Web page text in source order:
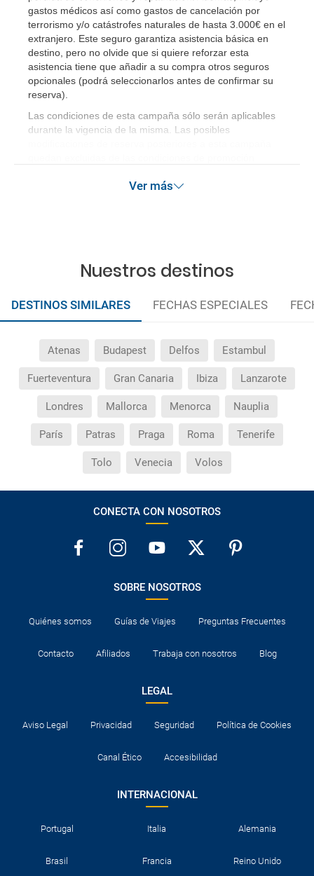
gastos médicos así como gastos de cancelación por
terrorismo y/o catástrofes naturales de hasta 3.000€ en el
extranjero. Este seguro garantiza asistencia básica en
destino, pero no olvide que si quiere reforzar esta
asistencia tiene que añadir a su compra otros seguros
opcionales (podrá seleccionarlos antes de confirmar su
reserva)
Las condiciones de esta campaña sólo serán aplicables
durante la vigencia de la misma. Las posibles
Ver más
Nuestros destinos
DESTINOS SIMILARES FECHAS ESPECIALES
Atenas Budapest Delfos Estambul
Fuerteventura Gran Canaria Ibiza Lanzarote
Londres Mallorca Menorca Nauplia
París Patras Praga Roma Tenerife
Tolo Venecia Volos
CONECTA CON NOSOTROS
SOBRE NOSOTROS
Quiénes somos Guías de Viajes Preguntas Frecuentes
Contacto Afiliados Trabaja con nosotros Blog
LEGAL
Aviso Legal Privacidad Seguridad Política de Cookies
Canal Ético Accesibilidad
INTERNACIONAL
Portugal Italia Alemania
Brasil Francia Reino Unido